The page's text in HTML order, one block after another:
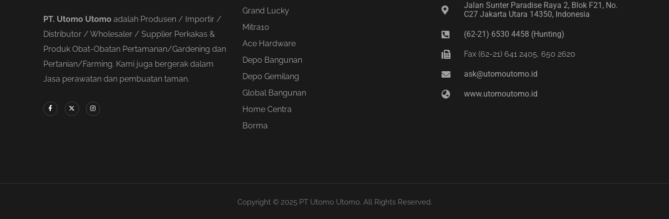
PT. Utomo Utomo adalah Produsen / Importir /
Distributor / Wholesaler / Supplier Perkakas &
Produk Obat-Obatan Pertamanan/Gardening dan
Pertanian/Farming. Kami juga bergerak dalam
Jasa perawatan dan pembuatan taman.
Grand Lucky
Mitra10
Ace Hardware
Depo Bangunan
Depo Gemilang
Global Bangunan
Home Centra
Borma
Jalan Sunter Paradise Raya 2, Blok F21, No.
C27 Jakarta Utara 14350, Indonesia
(62-21) 6530 4458 (Hunting)
Fax (62-21) 641 2405, 650 2620
ask@utomoutomo.id
www.utomoutomo.id
Copyright © 2025 PT Utomo Utomo. All Rights Reserved.